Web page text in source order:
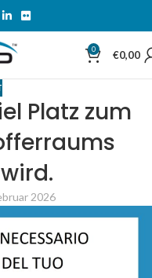
0 €0,00
Platz zum
2026